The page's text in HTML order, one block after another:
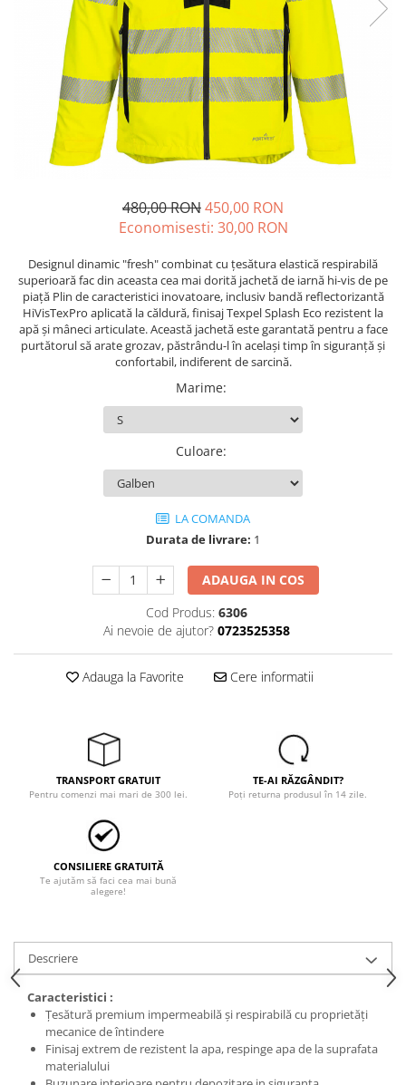
Echere si compasuri
Nivele laser
Rulete si metre
Telemetre
Termometre
Masini de gaurit si insurubat
Masini de slefuit si rindeluit
Masini multifunctionale
Polizoare unghiulare
Scule electrice de banc
Suflante aer cald si aspiratoare
Salopetă cu pieptar
îmbrăcăminte unică folosinţă
Industria Alimentară
Accesorii industria alimentară
Combinezon
Protecţie ignifugă
Accesorii rezistente la flacără
Combinezoane
Hanorace
Jachete
îmbrăcăminte pentru damă
Rezistent la flacăra
îmbrăcăminte asistente/doctori
îmbrăcăminte de lucru
înaltă vizibilitate hi-vis
Hanorace
Salopetă cu pieptar
Veste
480,00 RON450,00 RON
Economisesti: 30,00 RON
Designul dinamic "fresh" combinat cu țesătura elastică respirabilă
superioară fac din aceasta cea mai dorită jachetă de iarnă hi-vis de pe
piață Plin de caracteristici inovatoare, inclusiv bandă reflectorizantă
HiVisTexPro aplicată la căldură, finisaj Texpel Splash Eco rezistent la
apă și mâneci articulate. Această jachetă este garantată pentru a face
purtătorul să arate grozav, păstrându-l în același timp în siguranță și
confortabil, indiferent de sarcină.
Marime:
Culoare:
LA COMANDA
Durata de livrare: 1
ADAUGA IN COS
Cod Produs: 6306
Ai nevoie de ajutor? 0723525358
Adauga la Favorite Cere informatii
TRANSPORT GRATUIT
Pentru comenzi mai mari de 300 lei.
TE-AI RĂZGÂNDIT?
Poți returna produsul în 14 zile.
CONSILIERE GRATUITĂ
Te ajutăm să faci cea mai bună
alegere!
Descriere
Caracteristici :
Țesătură premium impermeabilă și respirabilă cu proprietăți
mecanice de întindere
Finisaj extrem de rezistent la apa, respinge apa de la suprafata
materialului